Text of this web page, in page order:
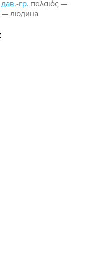
дав.-гр. παλαιός —
— людина